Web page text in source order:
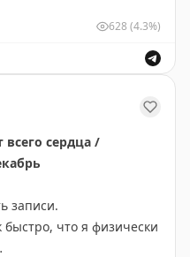
628 (4.3%)
всего сердца /
записи.
быстро, что я физически